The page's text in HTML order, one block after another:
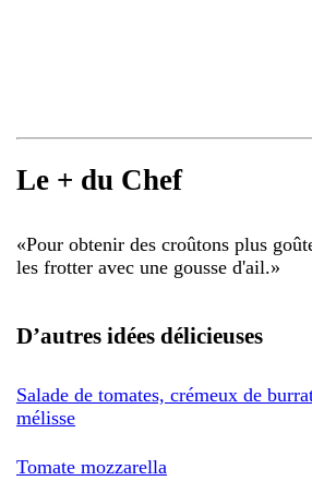
Le + du Chef
«Pour obtenir des croûtons plus
les frotter avec une gousse d'ail.»
D’autres idées délicieuses
Salade de tomates, crémeux de
mélisse
Tomate mozzarella